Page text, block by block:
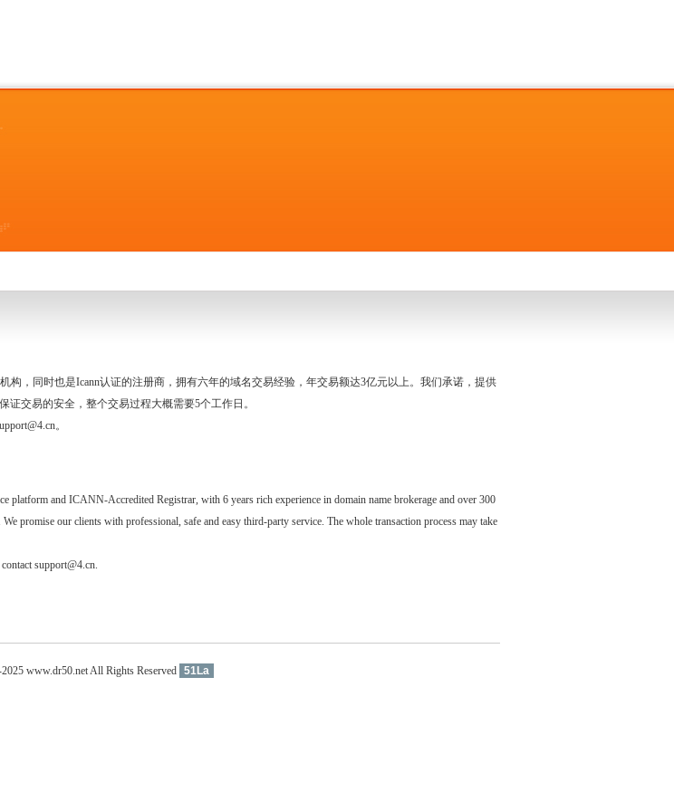
构，同时也是Icann认证的注册商，拥有六年的域名交易经验，年交易额达3亿元以上。我们承诺，提供
证交易的安全，整个交易过程大概需要5个工作日。
。
platform and ICANN-Accredited Registrar, with 6 years rich experience in domain name brokerage and over 300
promise our clients with professional, safe and easy third-party service. The whole transaction process may take
support@4.cn.
www.dr50.net All Rights Reserved 51La